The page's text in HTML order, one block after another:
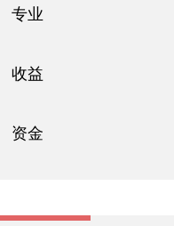
专业
收益
资金